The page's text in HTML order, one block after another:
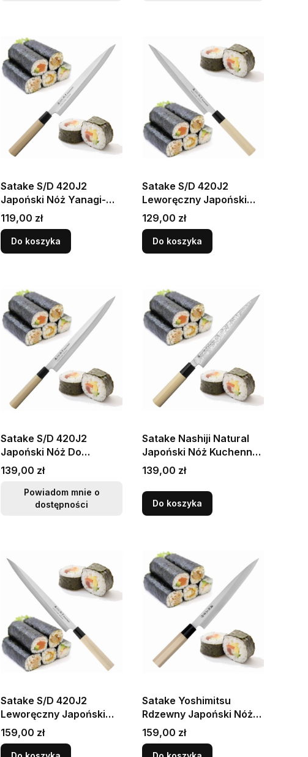
Satake S/D 420J2
Japoński Nóż Yanagi-
Sashimi 24cm
Cena
119,00 zł
Do koszyka
Satake S/D 420J2
Leworęczny Japoński
Nóż Sashimi Yanagiba
24cm
Cena
129,00 zł
Do koszyka
Satake S/D 420J2
Japoński Nóż Do
Filetowania Yanagi-
Sashimi Do Sushi 27cm
Cena
139,00 zł
Powiadom mnie o
dostępności
Satake Nashiji Natural
Japoński Nóż Kuchenny
Yanagi-Sashimi Do Sushi
21cm
Cena
139,00 zł
Do koszyka
Satake S/D 420J2
Leworęczny Japoński
Nóż Sashimi Yanagiba
Do Sushi 27cm
Cena
159,00 zł
Satake Yoshimitsu
Rdzewny Japoński Nóż
Yanagi-Sashimi 21cm
Cena
159,00 zł